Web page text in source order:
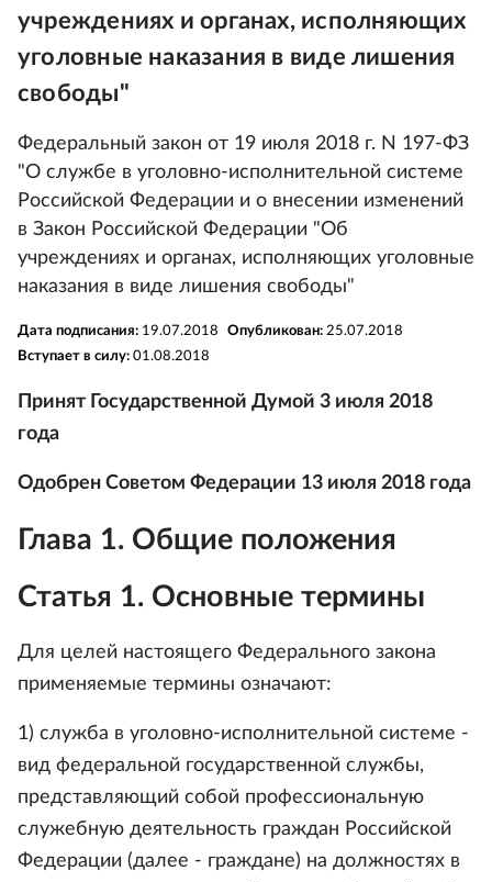
учреждениях и органах, исполняющих
уголовные наказания в виде лишения
свободы"
Федеральный закон от 19 июля 2018 г. N 197-ФЗ
"О службе в уголовно-исполнительной системе
Российской Федерации и о внесении изменений
в Закон Российской Федерации "Об
учреждениях и органах, исполняющих уголовные
наказания в виде лишения свободы"
Дата подписания: 19.07.2018 Опубликован: 25.07.2018
Вступает в силу: 01.08.2018
Принят Государственной Думой 3 июля 2018
года
Одобрен Советом Федерации 13 июля 2018 года
Глава 1. Общие положения
Статья 1. Основные термины
Для целей настоящего Федерального закона
применяемые термины означают:
1) служба в уголовно-исполнительной системе -
вид федеральной государственной службы,
представляющий собой профессиональную
служебную деятельность граждан Российской
Федерации (далее - граждане) на должностях в